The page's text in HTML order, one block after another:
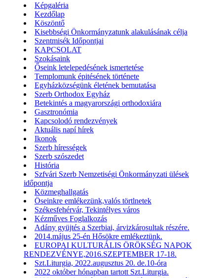
Képgaléria
Kezdőlap
Köszöntő
Kisebbségi Önkormányzatunk alakulásának célja
Szentmisék Időpontjai
KAPCSOLAT
Szokásaink
Őseink letelepedésének ismertetése
Templomunk épitésének története
Egyházközségünk életének bemutatása
Szerb Orthodox Egyház
Betekintés a magyarországi orthodoxiára
Gasztronómia
Kapcsolodó rendezvények
Aktuális napí hírek
Ikonok
Szerb hírességek
Szerb szószedet
História
Szfvári Szerb Nemzetiségi Önkormányzati ülések
időpontja
Közmeghallgatás
Öseinkre emlékezünk,valós törtlnetek
Székesfehérvár, Tekintélyes város
Kézműves Foglalkozás
Adány gyüjtés a Szerbiai, árvizkárosultak részére.
2014.május 25-én Hősökre emlékeztünk.
EUROPAI KULTURÁLIS ÖRÖKSÉG NAPOK
RENDEZVÉNYE,2016.SZEPTEMBER 17-18.
Szt.Liturgia, 2022.augusztus 20. de.10-óra
2022 október hónapban tartott Szt.Liturgia.